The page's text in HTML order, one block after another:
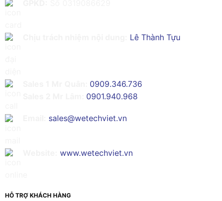
Lê Thành Tựu
0909.346.736
0901.940.968
sales@wetechviet.vn
www.wetechviet.vn
HỖ TRỢ KHÁCH HÀNG